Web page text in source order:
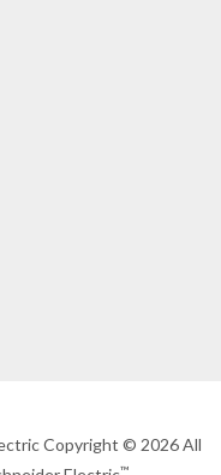
Copyright © 2026 All
™